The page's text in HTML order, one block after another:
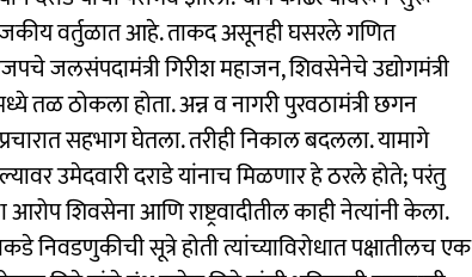
वर्तुळात आहे. ताकद असूनही घसरले गणित
जलसंपदामंत्री गिरीश महाजन, शिवसेनेचे उद्योगमंत्री
तळ ठोकला होता. अन्न व नागरी पुरवठामंत्री छगन
सहभाग घेतला. तरीही निकाल बदलला. यामागे
उमेदवारी दराडे यांनाच मिळणार हे ठरले होते; परंतु
शिवसेना आणि राष्ट्रवादीतील काही नेत्यांनी केला.
सूत्रे होती त्यांच्याविरोधात पक्षातीलच एक